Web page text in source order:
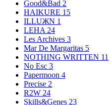
Good&Bad 2
HAIKURE 15
ILLUЖN 1
LEHA 24
Les Archives 3
Mar De Margaritas 5
NOTHING WRITTEN 11
No Esc 3
Papermoon 4
Precise 2
R2W 24
Skills&Genes 23